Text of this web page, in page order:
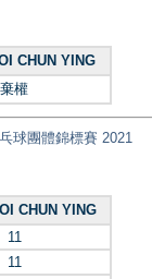
CHUN YING
棄權
球團體錦標賽 2021
CHUN YING
11
11